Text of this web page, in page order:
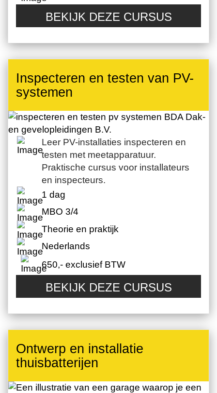
BEKIJK DEZE CURSUS
Inspecteren en testen van PV-
systemen
Leer PV-installaties inspecteren en
testen met meetapparatuur.
Praktische cursus voor installateurs
en inspecteurs.
1 dag
MBO 3/4
Theorie en praktijk
Nederlands
650,- exclusief BTW
BEKIJK DEZE CURSUS
Ontwerp en installatie
thuisbatterijen